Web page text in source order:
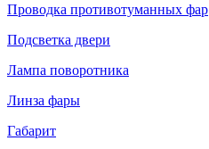
Проводка противотуманных фар
Подсветка двери
Лампа поворотника
Линза фары
Габарит